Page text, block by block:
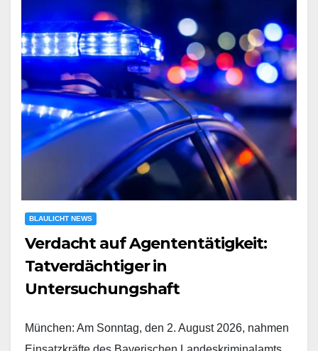
BLAULICHT NEWS
Verdacht auf Agententätigkeit:
Tatverdächtiger in
Untersuchungshaft
München: Am Sonntag, den 2. August 2026, nahmen